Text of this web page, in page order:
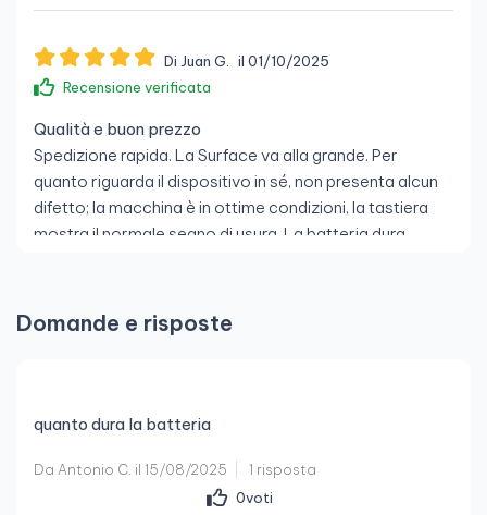
Di Juan G.
il 01/10/2025
Recensione verificata
Qualità e buon prezzo
Spedizione rapida. La Surface va alla grande. Per
quanto riguarda il dispositivo in sé, non presenta alcun
difetto; la macchina è in ottime condizioni, la tastiera
mostra il normale segno di usura. La batteria dura
con questo dispositivo.
Di LUIS ANTONIO G.
Domande e risposte
quanto dura la batteria
Da Antonio C. il 15/08/2025
1 risposta
0voti